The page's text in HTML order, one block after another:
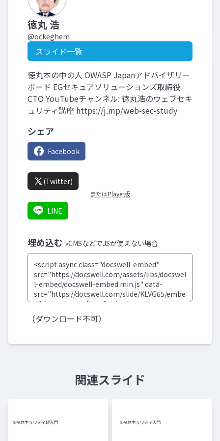
徳丸 浩
@ockeghem
スライド一覧
徳丸本の中の人 OWASP Japanアドバイザリー
ボード EGセキュアソリューションズ取締役
CTO YouTubeチャンネル: 徳丸浩のウェブセキ
ュリティ講座 https://j.mp/web-sec-study
シェア
Facebook
(Twitter)
またはPlayer版
LINE
埋め込む »CMSなどでJSが使えない場合
（ダウンロード不可）
関連スライド